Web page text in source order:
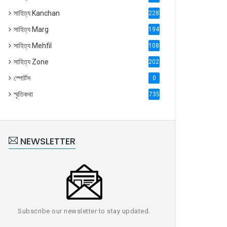
সাহিত্য Kanchan 2287
সাহিত্য Marg 1947
সাহিত্য Mehfil 1088
সাহিত্য Zone 2028
স্পোর্টস 0
স্মৃতিকথা 735
NEWSLETTER
Subscribe our newsletter to stay updated.